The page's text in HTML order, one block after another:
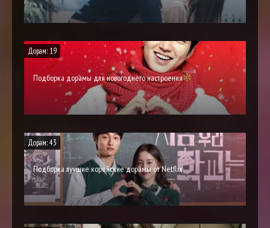
Дорам: 19
Подборка дорамы для новогоднего настроения
Дорам: 43
Подборка лучшие корейские дорамы от Netflix